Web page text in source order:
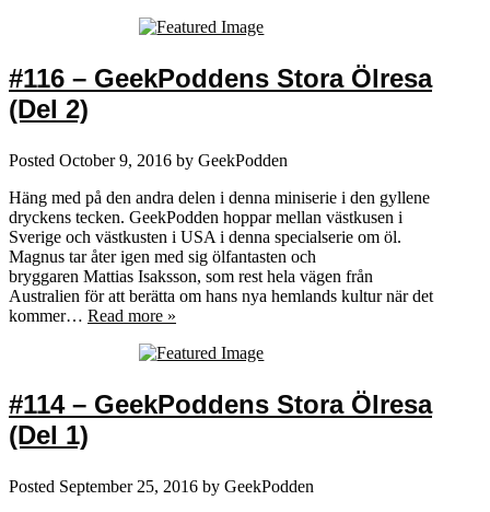
#116 – GeekPoddens Stora Ölresa
(Del 2)
Posted October 9, 2016 by GeekPodden
Häng med på den andra delen i denna miniserie i den gyllene
dryckens tecken. GeekPodden hoppar mellan västkusen i
Sverige och västkusten i USA i denna specialserie om öl.
Magnus tar åter igen med sig ölfantasten och
bryggaren Mattias Isaksson, som rest hela vägen från
Australien för att berätta om hans nya hemlands kultur när det
kommer… Read more »
#114 – GeekPoddens Stora Ölresa
(Del 1)
Posted September 25, 2016 by GeekPodden